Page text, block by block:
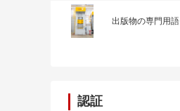
出版物の専門用語
認証